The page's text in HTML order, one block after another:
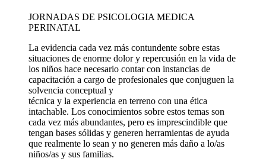
JORNADAS DE PSICOLOGIA MEDICA
PERINATAL
La evidencia cada vez más contundente sobre estas
situaciones de enorme dolor y repercusión en la vida de
los niños hace necesario contar con instancias de
capacitación a cargo de profesionales que conjuguen la
solvencia conceptual y
técnica y la experiencia en terreno con una ética
intachable. Los conocimientos sobre estos temas son
cada vez más abundantes, pero es imprescindible que
tengan bases sólidas y generen herramientas de ayuda
que realmente lo sean y no generen más daño a lo/as
niños/as y sus familias.